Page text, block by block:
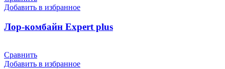
Добавить в избранное
Лор-комбайн Expert plus
Сравнить
Добавить в избранное